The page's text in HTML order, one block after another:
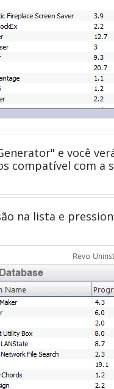
e você
compatível com a
na lista e